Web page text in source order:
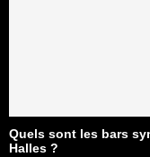
Quels sont les bars
Halles ?